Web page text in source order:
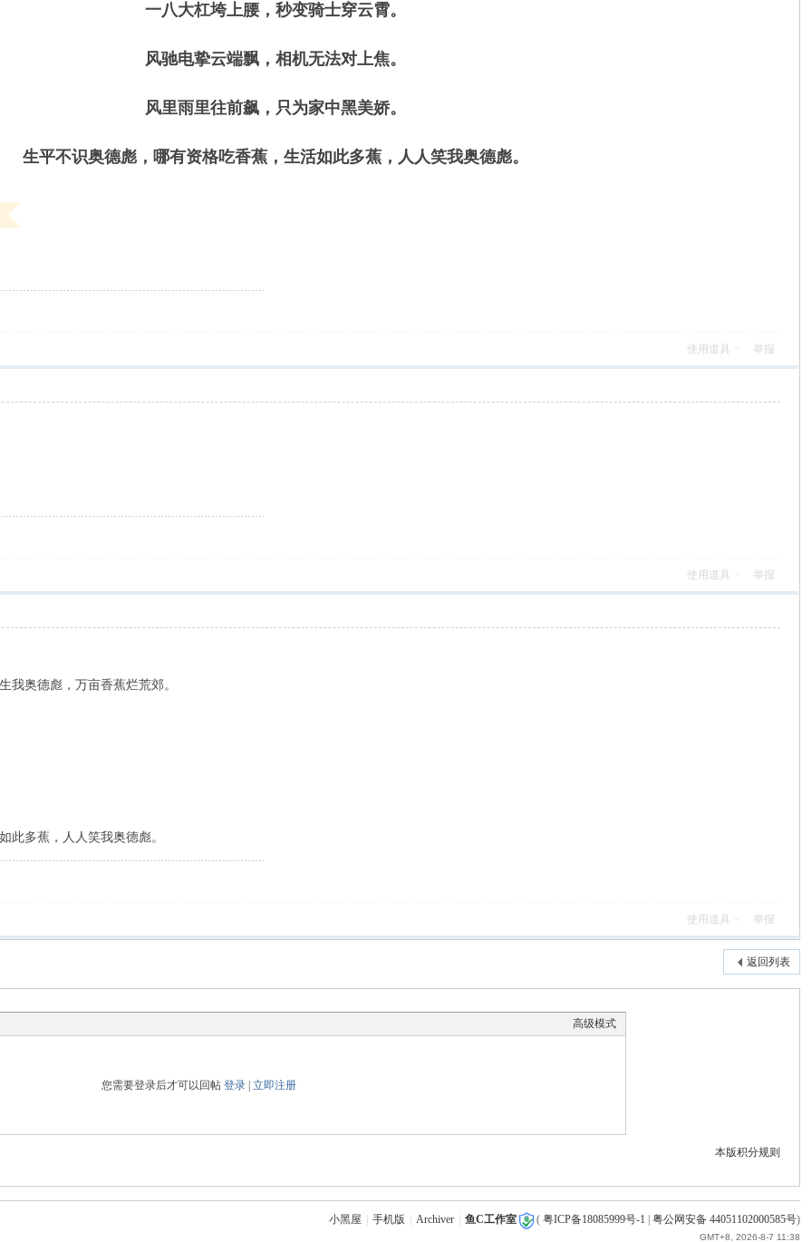
一八大杠垮上腰，秒变骑士穿云霄。
风驰电挚云端飘，相机无法对上焦。
风里雨里往前飙，只为家中黑美娇。
生平不识奥德彪，哪有资格吃香蕉，生活如此多蕉，人人笑我奥德彪。
使用道具 举报
使用道具 举报
我奥德彪，万亩香蕉烂荒郊。
此多蕉，人人笑我奥德彪。
使用道具 举报
返回列表
高级模式
您需要登录后才可以回帖 登录| 立即注册
本版积分规则
小黑屋 手机版 Archiver 鱼C工作室 ( 粤ICP备18085999号-1 粤公网安备 44051102000585号)
GMT+8, 2026-8-7 11:38